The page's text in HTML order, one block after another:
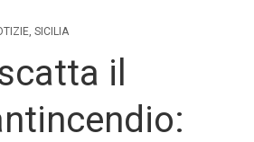
, SICILIA
il